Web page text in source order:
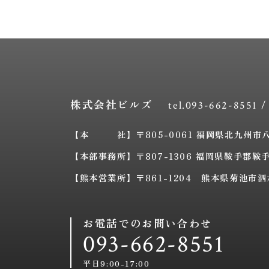
株式会社ビルズtel.093-662-8551 /
【本 社】〒805-0061 福岡県北九州市
【本部事務所】〒807-1306 福岡県鞍手郡鞍
【熊本営業所】〒861-1204 熊本県菊池市
お電話でのお問い合わせ
093-662-8551
平日9:00-17:00